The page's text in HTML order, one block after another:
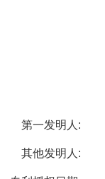
第一发明人:
其他发明人: